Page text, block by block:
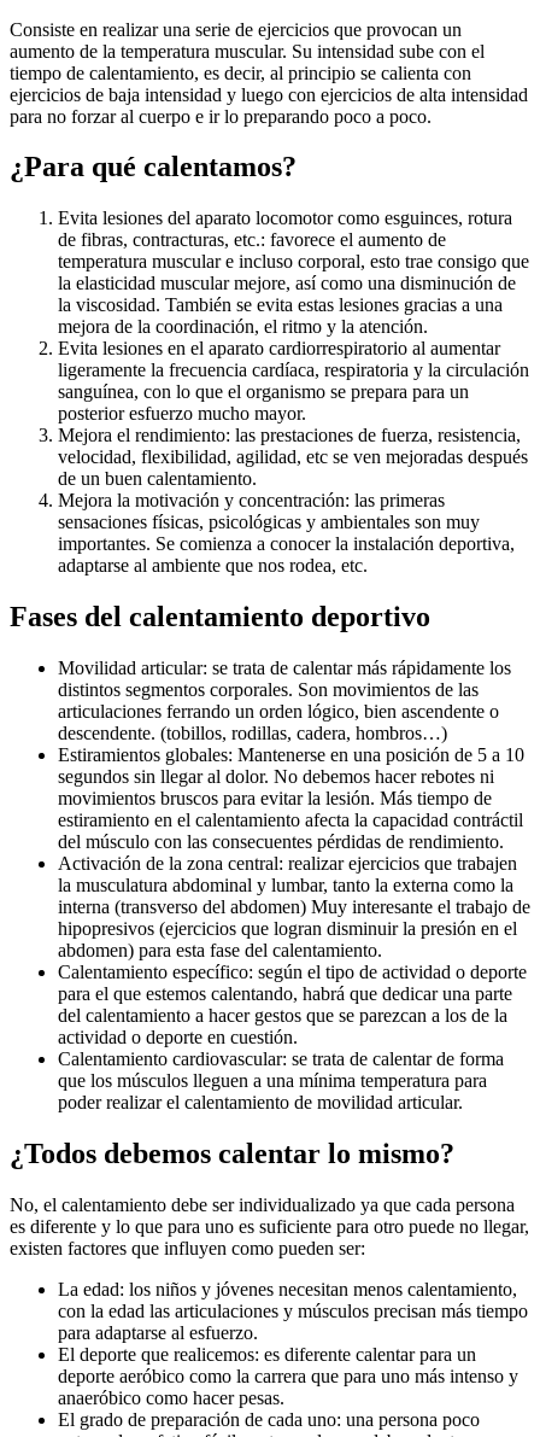
Consiste en realizar una serie de ejercicios que provocan un
aumento de la temperatura muscular. Su intensidad sube con el
tiempo de calentamiento, es decir, al principio se calienta con
ejercicios de baja intensidad y luego con ejercicios de alta intensidad
para no forzar al cuerpo e ir lo preparando poco a poco.
¿Para qué calentamos?
Evita lesiones del aparato locomotor como esguinces, rotura
de fibras, contracturas, etc.: favorece el aumento de
temperatura muscular e incluso corporal, esto trae consigo que
la elasticidad muscular mejore, así como una disminución de
la viscosidad. También se evita estas lesiones gracias a una
mejora de la coordinación, el ritmo y la atención.
Evita lesiones en el aparato cardiorrespiratorio al aumentar
ligeramente la frecuencia cardíaca, respiratoria y la circulación
sanguínea, con lo que el organismo se prepara para un
posterior esfuerzo mucho mayor.
Mejora el rendimiento: las prestaciones de fuerza, resistencia,
velocidad, flexibilidad, agilidad, etc se ven mejoradas después
de un buen calentamiento.
Mejora la motivación y concentración: las primeras
sensaciones físicas, psicológicas y ambientales son muy
importantes. Se comienza a conocer la instalación deportiva,
adaptarse al ambiente que nos rodea, etc.
Fases del calentamiento deportivo
Movilidad articular: se trata de calentar más rápidamente los
distintos segmentos corporales. Son movimientos de las
articulaciones ferrando un orden lógico, bien ascendente o
descendente. (tobillos, rodillas, cadera, hombros…)
Estiramientos globales: Mantenerse en una posición de 5 a 10
segundos sin llegar al dolor. No debemos hacer rebotes ni
movimientos bruscos para evitar la lesión. Más tiempo de
estiramiento en el calentamiento afecta la capacidad contráctil
del músculo con las consecuentes pérdidas de rendimiento.
Activación de la zona central: realizar ejercicios que trabajen
la musculatura abdominal y lumbar, tanto la externa como la
interna (transverso del abdomen) Muy interesante el trabajo de
hipopresivos (ejercicios que logran disminuir la presión en el
abdomen) para esta fase del calentamiento.
Calentamiento específico: según el tipo de actividad o deporte
para el que estemos calentando, habrá que dedicar una parte
del calentamiento a hacer gestos que se parezcan a los de la
actividad o deporte en cuestión.
Calentamiento cardiovascular: se trata de calentar de forma
que los músculos lleguen a una mínima temperatura para
poder realizar el calentamiento de movilidad articular.
¿Todos debemos calentar lo mismo?
No, el calentamiento debe ser individualizado ya que cada persona
es diferente y lo que para uno es suficiente para otro puede no llegar,
existen factores que influyen como pueden ser:
La edad: los niños y jóvenes necesitan menos calentamiento,
con la edad las articulaciones y músculos precisan más tiempo
para adaptarse al esfuerzo.
El deporte que realicemos: es diferente calentar para un
deporte aeróbico como la carrera que para uno más intenso y
anaeróbico como hacer pesas.
El grado de preparación de cada uno: una persona poco